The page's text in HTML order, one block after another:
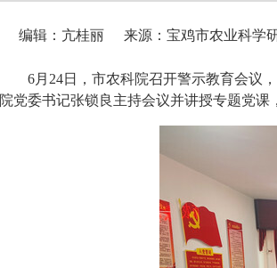
编辑：亢桂丽 来源：宝鸡市农业科学
6月24日，市农科院召开警示教育会议
院党委书记张锁良主持会议并讲授专题党课